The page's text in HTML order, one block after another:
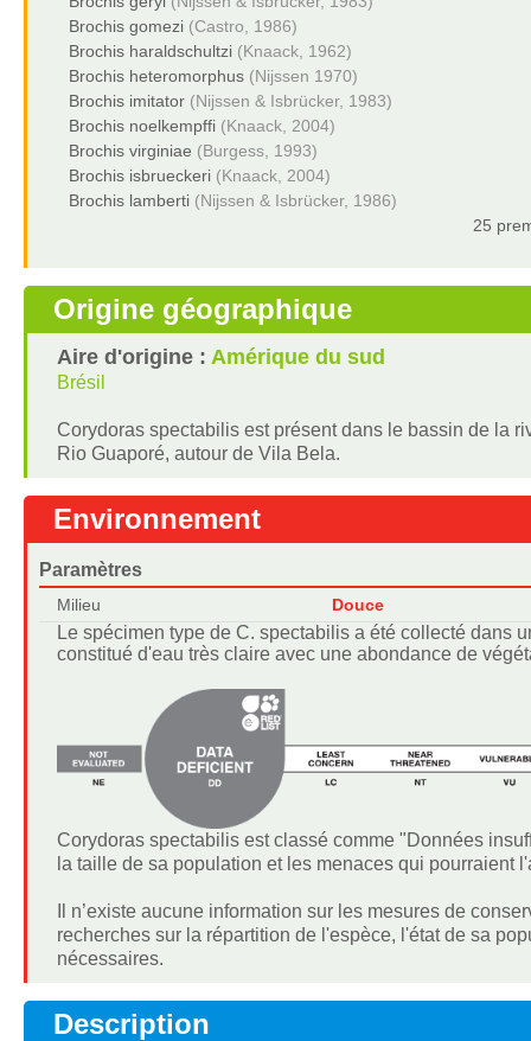
Brochis gomezi (Castro, 1986)
Brochis haraldschultzi (Knaack, 1962)
Brochis heteromorphus (Nijssen 1970)
Brochis imitator (Nijssen & Isbrücker, 1983)
Brochis noelkempffi (Knaack, 2004)
Brochis virginiae (Burgess, 1993)
Brochis isbrueckeri (Knaack, 2004)
Brochis lamberti (Nijssen & Isbrücker, 1986)
25
Origine géographique
Aire d'origine : Amérique du sud
Brésil
Corydoras spectabilis est présent dans le bassin de la
Rio Guaporé, autour de Vila Bela.
Environnement
Paramètres
Milieu Douce
Le spécimen type de C. spectabilis a été collecté dans
constitué d'eau très claire avec une abondance de
Corydoras spectabilis est classé comme "Données
la taille de sa population et les menaces qui pourraient
Il n’existe aucune information sur les mesures de
recherches sur la répartition de l'espèce, l'état de sa
nécessaires.
Description